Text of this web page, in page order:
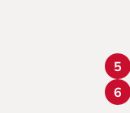
5
6